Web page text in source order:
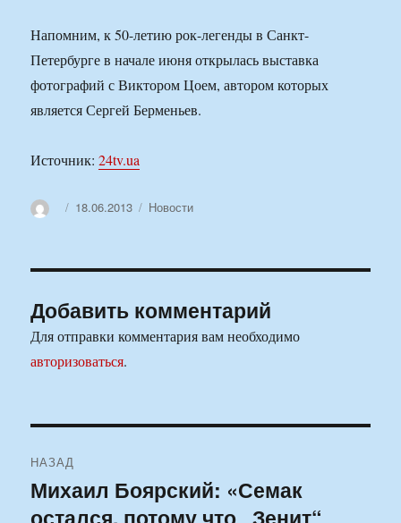
Напомним, к 50-летию рок-легенды в Санкт-
Петербурге в начале июня открылась выставка
фотографий с Виктором Цоем, автором которых
является Сергей Берменьев.
Источник:24tv.ua
АвторОпубликовано
18.06.2013 Рубрики
Новости
Добавить комментарий
Для отправки комментария вам необходимо
авторизоваться.
по
НАЗАД
Предыдущая
запись:
Михаил Боярский: «Семак
остался, потому что „Зенит“